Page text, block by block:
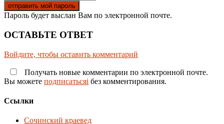
Пароль будет выслан Вам по электронной почте.
ОСТАВЬТЕ ОТВЕТ
Войдите, чтобы оставить комментарий
Получать новые комментарии по электронной почте.
Вы можете подписатьсяi без комментирования.
Ссылки
Сочинский краевед